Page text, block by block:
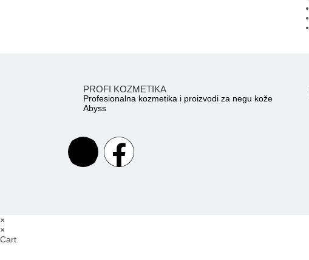
PROFI KOZMETIKA
Profesionalna kozmetika i proizvodi za negu kože
Abyss
×
×
Cart